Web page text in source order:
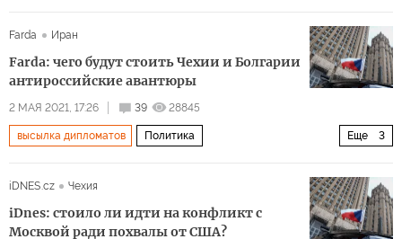
Farda
Иран
Farda: чего будут стоить Чехии и Болгарии
антироссийские авантюры
2 МАЯ 2021, 17:26 39 28845
Еще 3
высылка дипломатов Политика
iDNES.cz
Чехия
iDnes: стоило ли идти на конфликт с
Москвой ради похвалы от США?